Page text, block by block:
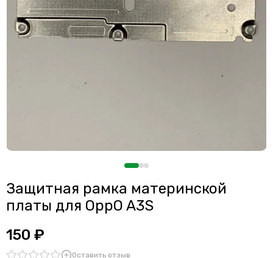
Защитная рамка материнской
платы для OppO A3S
150 ₽
Оставить отзыв